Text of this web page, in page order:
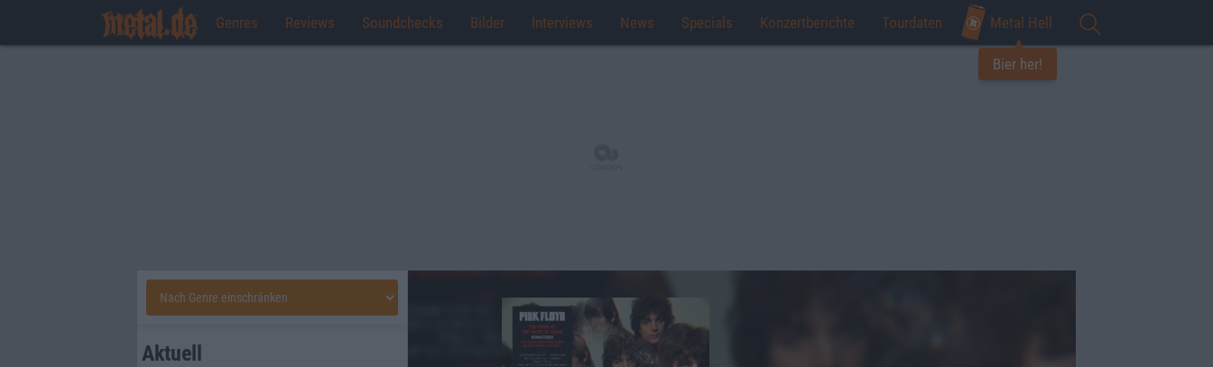
Genres Reviews Soundchecks Bilder Interviews News Specials Konzertberichte Tourdaten Metal Hell
Bier her!
Aktuell